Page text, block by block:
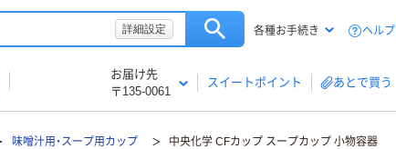
詳細設定 各種お手続き ヘルプ
お届け先
〒135-0061
スイートポイント あとで買う
味噌汁用・スープ用カップ 中央化学 CFカップ スープカップ 小物容器